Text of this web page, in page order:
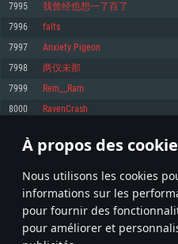
À propos des
Nous utilisons les cookies
informations sur les
pour fournir des
pour améliorer et
Recommandée
1060 et plus, Radeon RX 570 et plus.
Disque dur: 75.9 Go (client complet)
Recommandée
OS: Mac OS Big Sur 11.0 ou plus récent
Processeur: Core i7 (Les processeurs
Mémoire: 8 GB
Carte graphique: Radeon Vega II ou
Disque dur: 62,2 Go (client complet)
Recommandée
OS: Ubuntu 20.04 64bit
Processeur: Intel Core i7
Mémoire: 8 GB
Carte graphique: NVIDIA 1060 avec
6 mois et supportant Vulkan
Connection: Connexion Internet à haut
Disque dur: 60,2 Go (client complet)
7995 我曾经也想一了百了
7996 falts
7997 Anxiety Pigeon
7998 两仪未那
7999 Rem__Ram
8000 RavenCrash
* Classement mis à jour quotidiennement
399 400